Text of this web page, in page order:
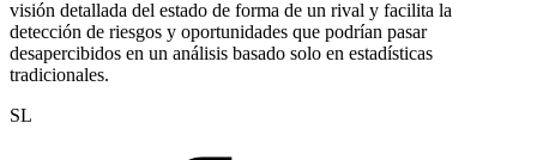
visión detallada del estado de forma de un rival y facilita la
detección de riesgos y oportunidades que podrían pasar
desapercibidos en un análisis basado solo en estadísticas
tradicionales.
SL